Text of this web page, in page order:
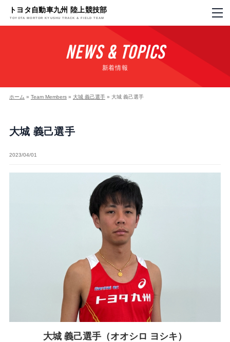
トヨタ自動車九州 陸上競技部
TOYOTA MORTOR KYUSHU TRACK & FIELD TEAM
NEWS & TOPICS
新着情報
ホーム » Team Members» 大城 義己選手» 大城 義己選手
大城 義己選手
2023/04/01
大城 義己選手（オオシロ ヨシキ）